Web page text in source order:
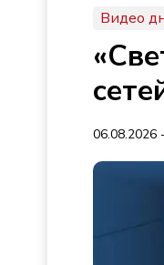
Видео
06.08.2026